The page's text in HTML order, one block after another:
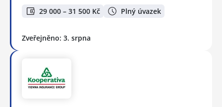
29 000 – 31 500 Kč Plný úvazek
Zveřejněno: 3. srpna